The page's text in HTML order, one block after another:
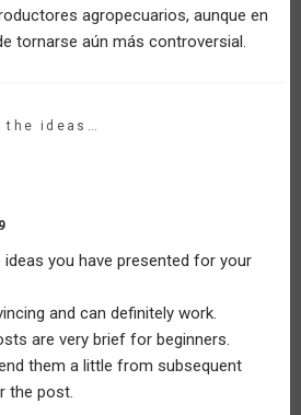
agropecuarios, aunque en
tornarse aún más controversial.
the ideas…
you have presented for your
and can definitely work.
are very brief for beginners.
them a little from subsequent
the post.